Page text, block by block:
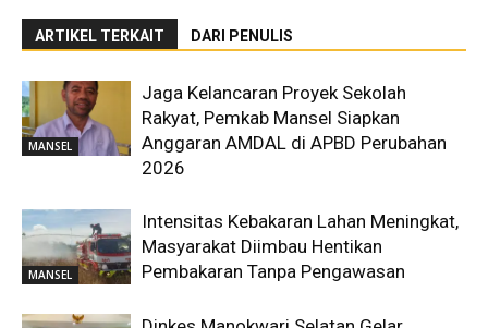
ARTIKEL TERKAIT DARI PENULIS
MANSEL
Jaga Kelancaran Proyek Sekolah
Rakyat, Pemkab Mansel Siapkan
Anggaran AMDAL di APBD Perubahan
2026
MANSEL
Intensitas Kebakaran Lahan Meningkat,
Masyarakat Diimbau Hentikan
Pembakaran Tanpa Pengawasan